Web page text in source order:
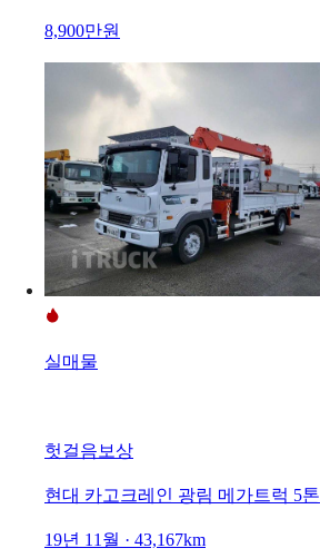
8,900만원
실매물
헛걸음보상
현대 카고크레인 광림 메가트럭 5톤
19년 11월 · 43,167km